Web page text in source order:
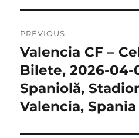
navigation
PREVIOUS
Previous
post:
Valencia CF –
Bilete, 2026-04-
Spaniolă,
Valencia, Spania